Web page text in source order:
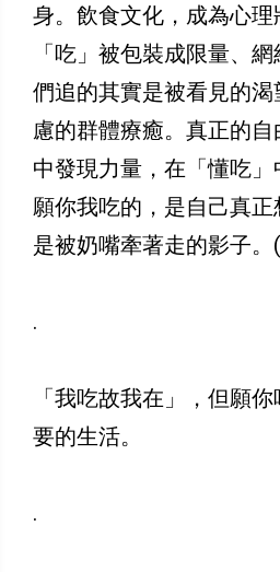
身。飲食文化，成為心
「吃」被包裝成限量、
們追的其實是被看見的
慮的群體療癒。真正的自
中發現力量，在「懂吃」
願你我吃的，是自己真
是被奶嘴牽著走的影子
.
「我吃故我在」，但願
要的生活。
.